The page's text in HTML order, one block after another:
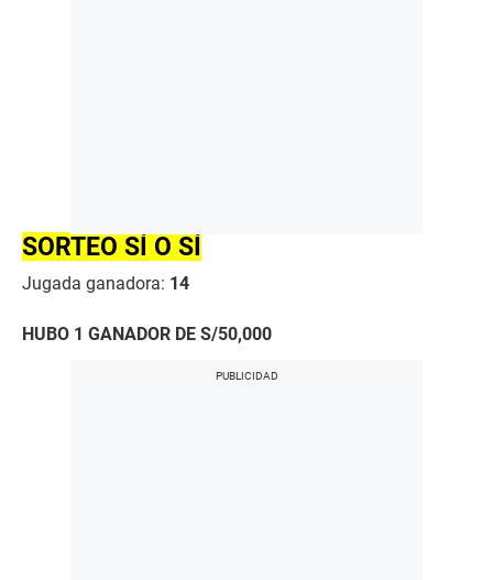
SORTEO SÍ O SÍ
Jugada ganadora: 14
HUBO 1 GANADOR DE S/50,000